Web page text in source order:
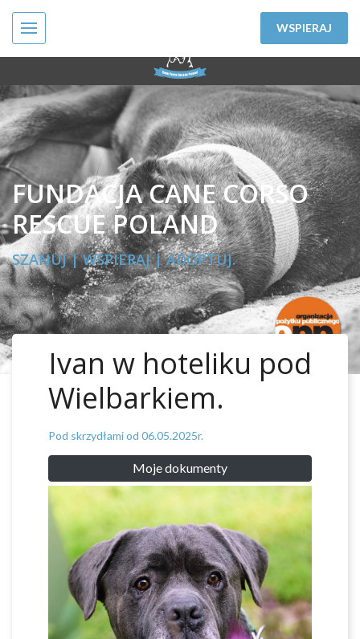
WSPIERAJ
FUNDACJA CANE CORSO
RESCUE POLAND
SZANUJ | WSPIERAJ | ADOPTUJ.
Ivan w hoteliku pod
Wielbarkiem.
Pod skrzydłami od 06.05.2025r.
Moje dokumenty